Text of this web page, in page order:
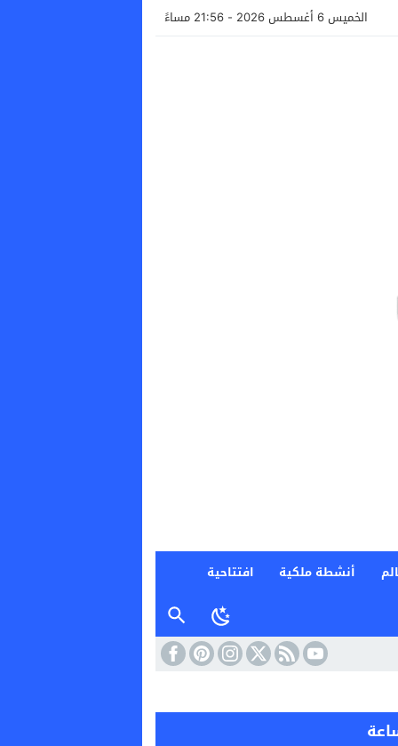
الخميس 6 أغسطس 2026 - 21:56 مساءً
أنشطة ملكية افتتاحية